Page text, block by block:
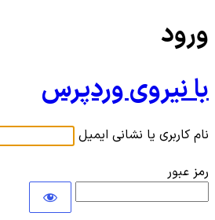
ورود
با نیروی وردپرس
نام کاربری یا نشانی ایمیل
رمز عبور